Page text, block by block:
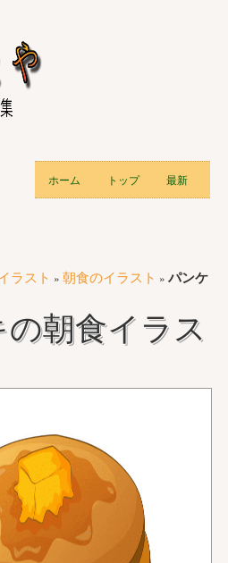
ホーム トップ 最新
ラスト » 朝食のイラスト » パンケ
朝食イラス